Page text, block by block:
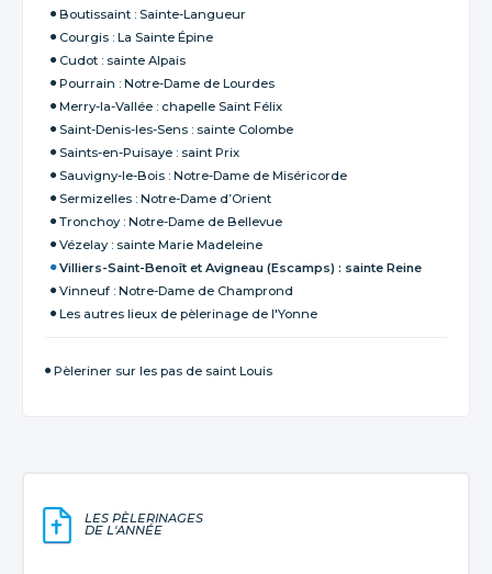
Boutissaint : Sainte-Langueur
Courgis : La Sainte Épine
Cudot : sainte Alpais
Pourrain : Notre-Dame de Lourdes
Merry-la-Vallée : chapelle Saint Félix
Saint-Denis-les-Sens : sainte Colombe
Saints-en-Puisaye : saint Prix
Sauvigny-le-Bois : Notre-Dame de Miséricorde
Sermizelles : Notre-Dame d’Orient
Tronchoy : Notre-Dame de Bellevue
Vézelay : sainte Marie Madeleine
Villiers-Saint-Benoît et Avigneau (Escamps) : sainte Reine
Vinneuf : Notre-Dame de Champrond
Les autres lieux de pèlerinage de l'Yonne
Pèleriner sur les pas de saint Louis
LES PÈLERINAGES
DE L'ANNÉE